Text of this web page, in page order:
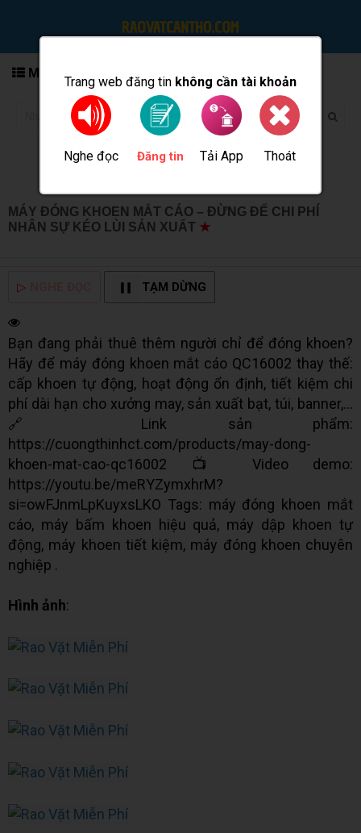
Trang web đăng tin không cần tài khoản
Nghe đọc Đăng tin Tải App Thoát
MENU
MÁY ĐÓNG KHOEN MẮT CÁO – ĐỪNG ĐỂ CHI PHÍ
NHÂN SỰ KÉO LÙI SẢN XUẤT ★
▷ TẠM DỪNG
Bạn đang phải thuê thêm người chỉ để đóng khoen?
Hãy để máy đóng khoen mắt cáo QC16002 thay thế:
cấp khoen tự động, hoạt động ổn định, tiết kiệm chi
phí dài hạn cho xưởng may, sản xuất bạt, túi, banner,...
🔗 Link sản phẩm:
https://cuongthinhct.com/products/may-dong-
khoen-mat-cao-qc16002 📺 Video demo:
https://youtu.be/meRYZymxhrM?
si=owFJnmLpKuyxsLKO Tags: máy đóng khoen mắt
cáo, máy bấm khoen hiệu quả, máy dập khoen tự
động, máy khoen tiết kiệm, máy đóng khoen chuyên
nghiệp .
Hình ảnh: